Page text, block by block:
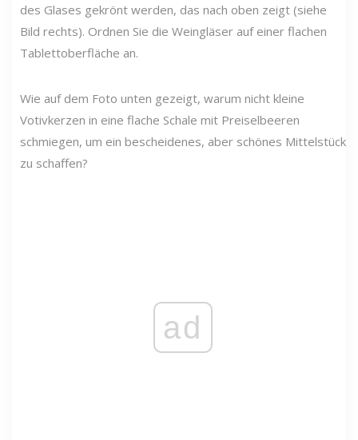
des Glases gekrönt werden, das nach oben zeigt (siehe
Bild rechts). Ordnen Sie die Weingläser auf einer flachen
Tablettoberfläche an.
Wie auf dem Foto unten gezeigt, warum nicht kleine
Votivkerzen in eine flache Schale mit Preiselbeeren
schmiegen, um ein bescheidenes, aber schönes Mittelstück
zu schaffen?
ad